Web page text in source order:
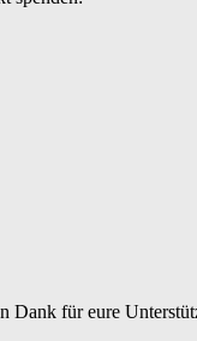
Dank für eure